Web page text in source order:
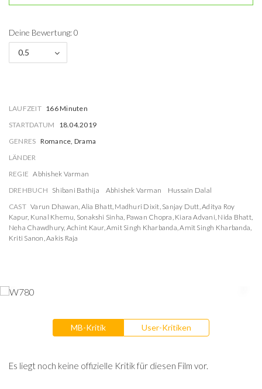
Deine Bewertung: 0
0.5
LAUFZEIT 166 Minuten
STARTDATUM
18.04.2019
GENRES Romance, Drama
LÄNDER
REGIE Abhishek Varman
DREHBUCH Shibani Bathija Abhishek Varman
Hussain Dalal
CAST Varun Dhawan, Alia Bhatt, Madhuri Dixit, Sanjay Dutt,Aditya Roy
Kapur, Kunal Khemu, Sonakshi Sinha, Pawan Chopra, Kiara Advani, Nida Bhatt,
Neha Chawdhury, Achint Kaur,Amit Singh Kharbanda,Amit Singh Kharbanda,
Kriti Sanon,Aakis Raja
MB-Kritik User-Kritiken
Es liegt noch keine offizielle Kritik für diesen Film vor.